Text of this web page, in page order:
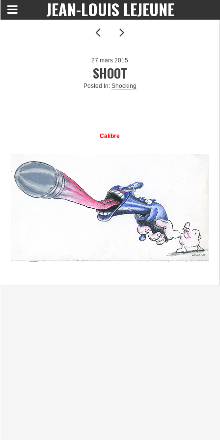
JEAN-LOUIS LEJEUNE
27 mars 2015
SHOOT
Posted In: Shocking
Calibre